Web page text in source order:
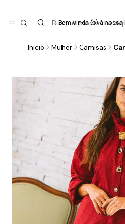
Bem vinda (o) à
Inicio Mulher Camisas